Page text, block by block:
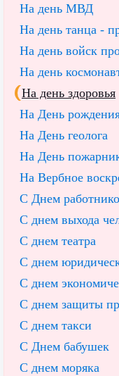
На день МВД
На день танца -
На день войск
На день
На день здоровья
На День
На День геолога
На День
На Вербное
С Днем
С днем выхода
С днем театра
С днем
С днем
С днем защиты
С днем такси
С Днем бабушек
С днем моряка